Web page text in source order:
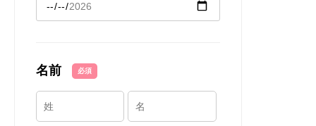
名前 必須